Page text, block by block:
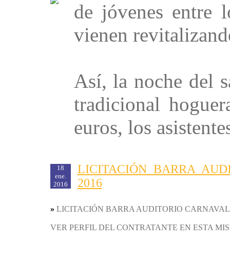
de jóvenes entre
vienen
Así, la noche del
tradicional
euros, los
18
ene.
2016
LICITACIÓN BARRA
2016
» LICITACIÓN BARRA AUDITORIO
VER PERFIL DEL CONTRATANTE EN ESTA